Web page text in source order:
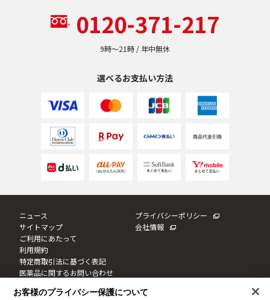
0120-371-217
9時〜21時 / 年中無休
選べるお支払い方法
ニュース
サイトマップ
ご利用にあたって
利用規約
特定商取引法に基づく表記
医薬品に関するお問い合わせ
プライバシーポリシー
会社情報
お客様のプライバシー保護について